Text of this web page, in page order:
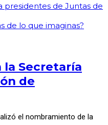
presidentes de Juntas de
de lo que imaginas?
Secretaría
de
el nombramiento de la